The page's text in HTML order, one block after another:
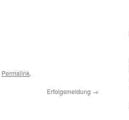
Permalink.
Erfolgsmeldung →